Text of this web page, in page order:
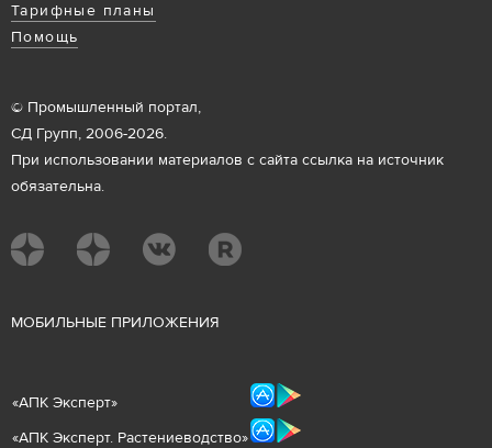
Тарифные планы
Помощь
© Промышленный портал,
СД Групп, 2006-2026.
При использовании материалов с сайта ссылка на источник
обязательна.
МОБИЛЬНЫЕ ПРИЛОЖЕНИЯ
«АПК Эксперт»
«АПК Эксперт. Растениеводство»